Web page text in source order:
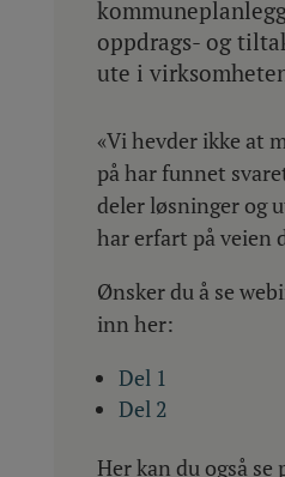
oppdrags- og
ute i
«Vi hevder ikke at
på har funnet
deler løsninger og
har erfart på veien
Ønsker du å se
inn her:
Del 1
Del 2
Her kan du også